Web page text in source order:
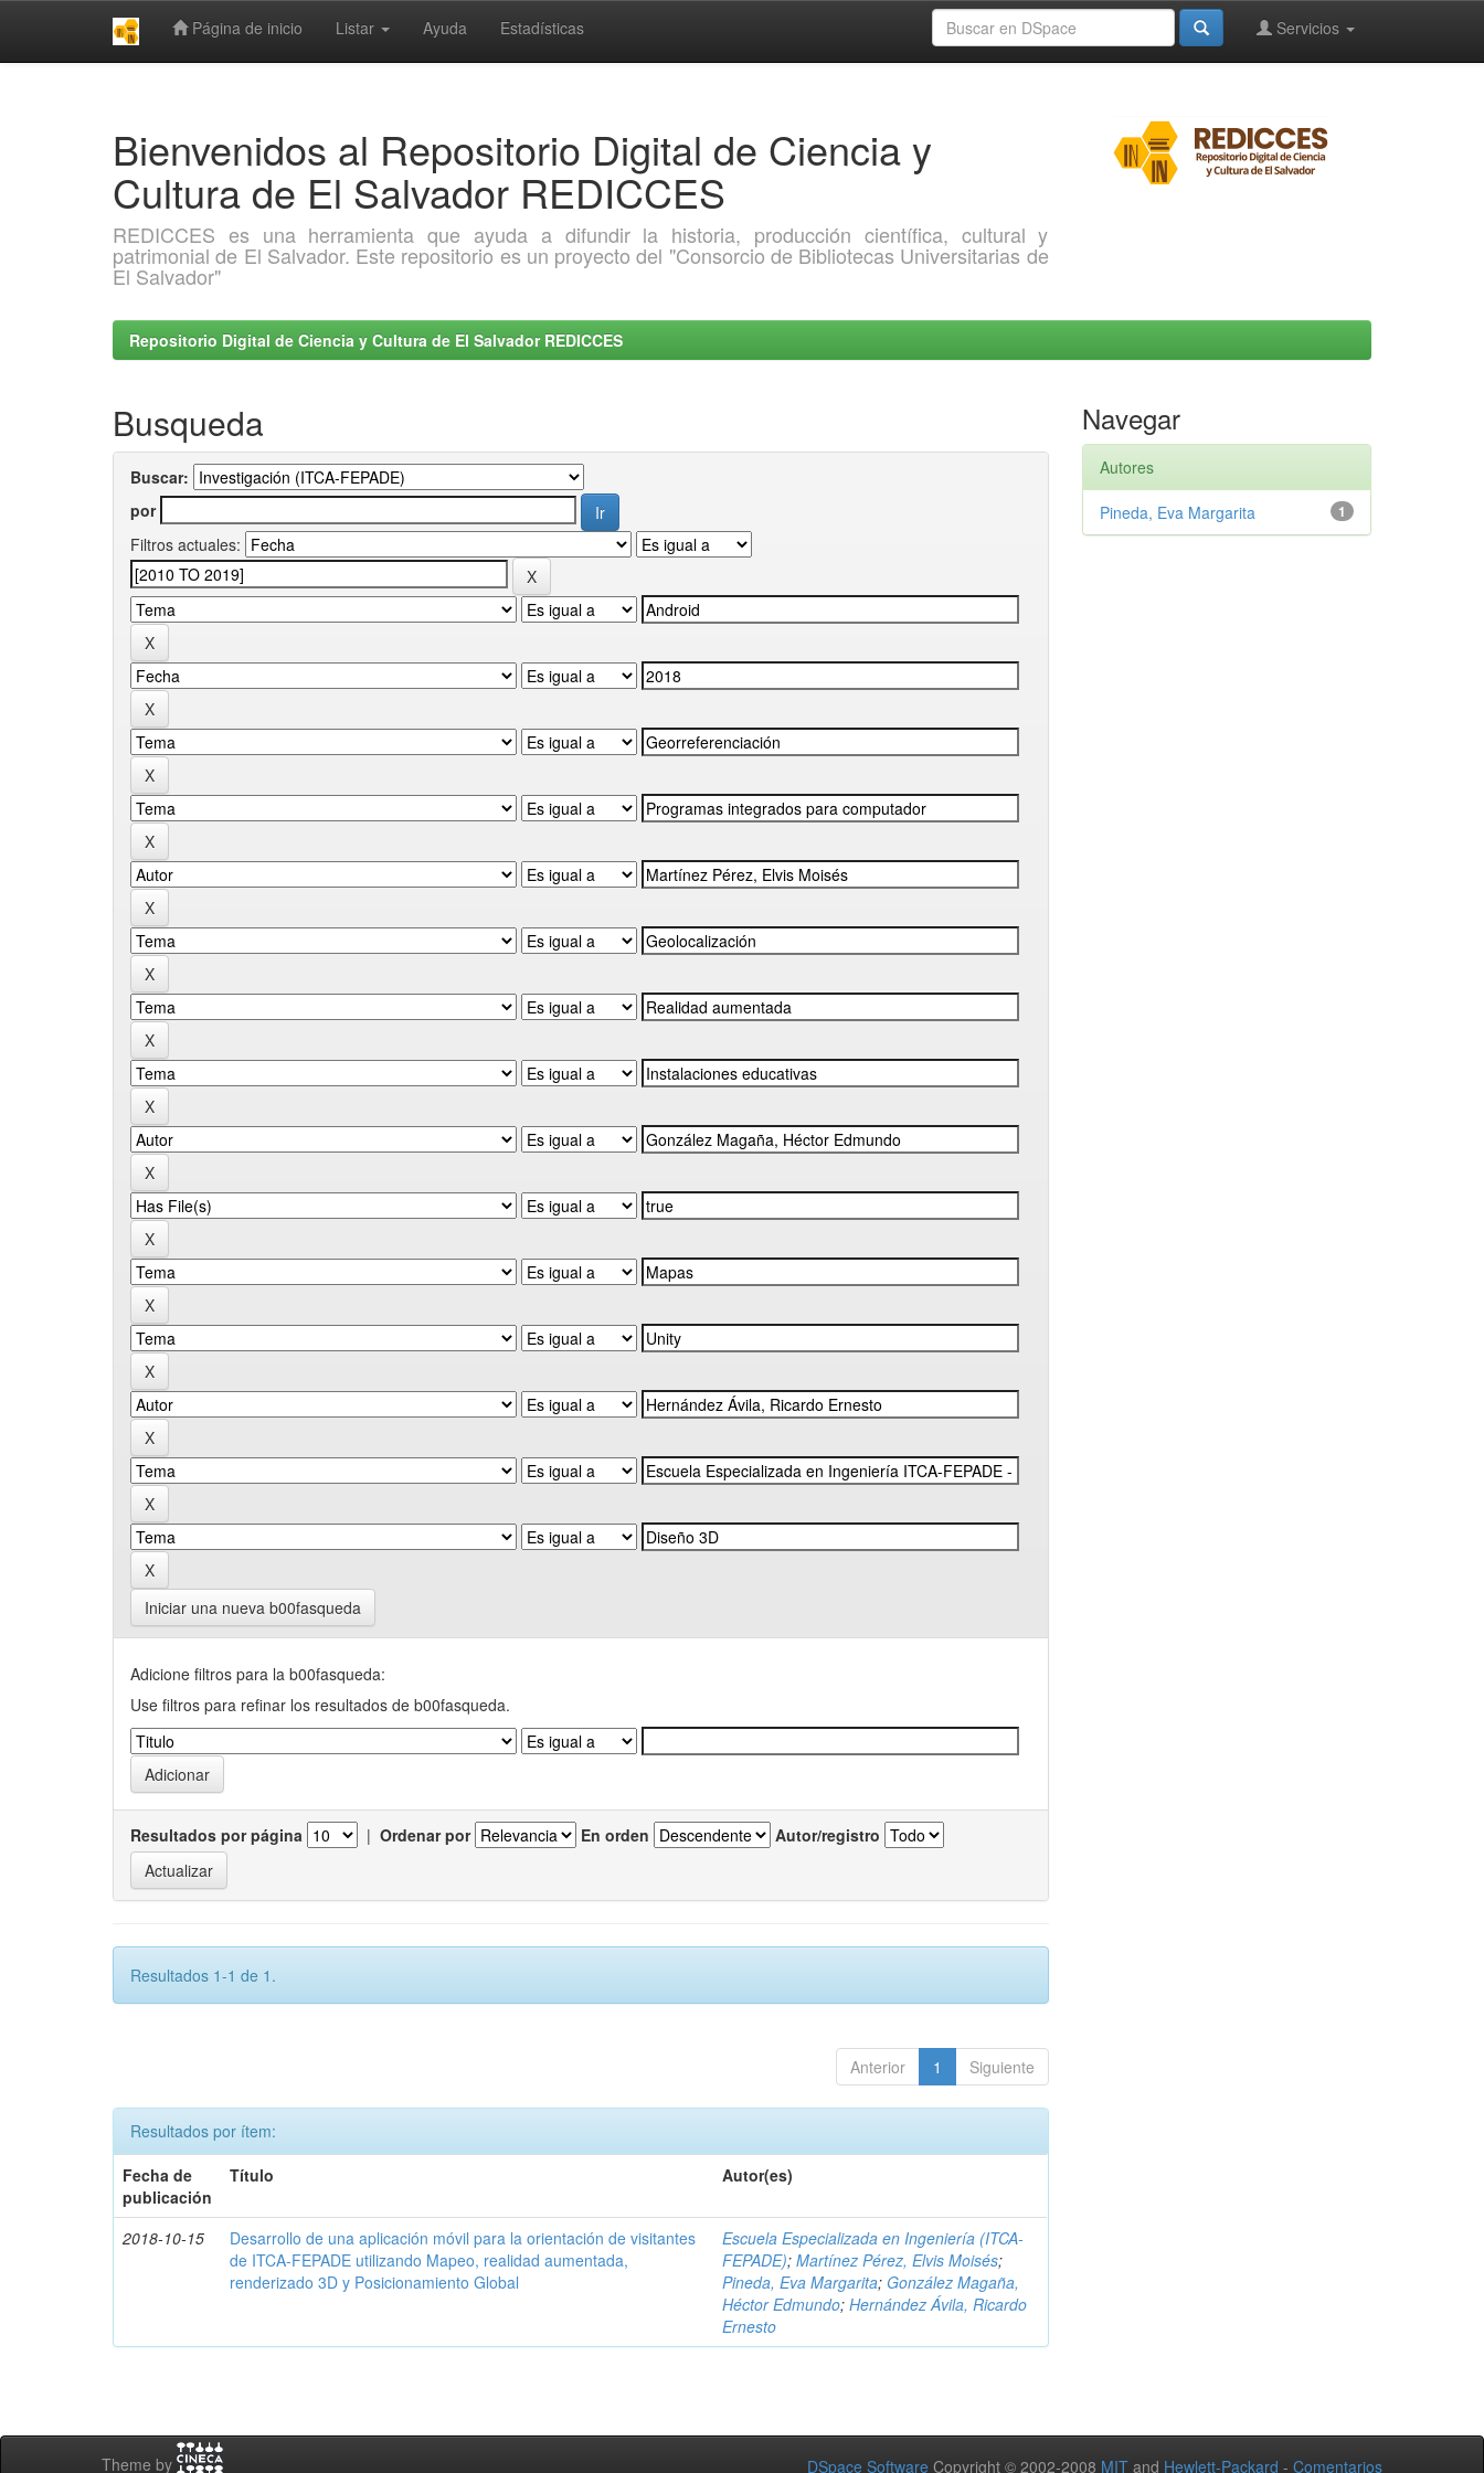
Página de inicio Listar Ayuda Estadísticas Servicios
Bienvenidos al Repositorio Digital de Ciencia y
Cultura de El Salvador REDICCES
REDICCES es una herramienta que ayuda a difundir la historia, producción científica, cultural y
patrimonial de El Salvador. Este repositorio es un proyecto del "Consorcio de Bibliotecas Universitarias de
El Salvador"
Repositorio Digital de Ciencia y Cultura de El Salvador REDICCES
Busqueda
Buscar:
por
Filtros actuales:
Iniciar una nueva b00fasqueda
Adicione filtros para la b00fasqueda:
Use filtros para refinar los resultados de b00fasqueda.
Resultados por página | Ordenar por En orden Autor/registro
Resultados 1-1 de 1.
Anterior 1 Siguiente
Resultados por ítem:
Fecha de
publicación
Título Autor(es)
2018-10-15
Desarrollo de una aplicación móvil para la orientación de visitantes
de ITCA-FEPADE utilizando Mapeo, realidad aumentada,
renderizado 3D y Posicionamiento Global
Escuela Especializada en Ingeniería (ITCA-
FEPADE);Martínez Pérez, Elvis Moisés;
Pineda, Eva Margarita; González Magaña,
Héctor Edmundo;Hernández Ávila, Ricardo
Ernesto
Navegar
Autores
1
Pineda, Eva Margarita
Theme by DSpace Software Copyright © 2002-2008 MIT and Hewlett-Packard - Comentarios